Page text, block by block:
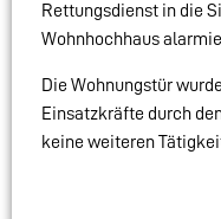
Rettungsdienst in die
Wohnhochhaus
Die Wohnungstür
Einsatzkräfte durch
keine weiteren